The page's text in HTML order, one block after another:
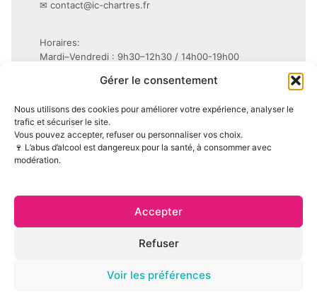
Gérer le consentement
Nous utilisons des cookies pour améliorer votre expérience, analyser le
trafic et sécuriser le site.
Vous pouvez accepter, refuser ou personnaliser vos choix.
🍷 L’abus d’alcool est dangereux pour la santé, à consommer avec
modération.
Accepter
Refuser
Voir les préférences
✉ contact@ic-chartres.fr
Horaires:
Mardi–Vendredi : 9h30–12h30 / 14h00-19h00
Conditions Générales de Vente (CGV)
Mentions légales
Politique de confidentialité (RGPD)
Politique de cookies (UE)
Site réalisé parNovaDigiCo